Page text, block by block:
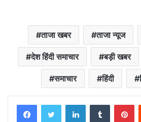
ताजा खबर ताजा न्यूज
देश हिंदी समाचार बड़ी खबर
समाचार हिंदी
LinkedInTumblr